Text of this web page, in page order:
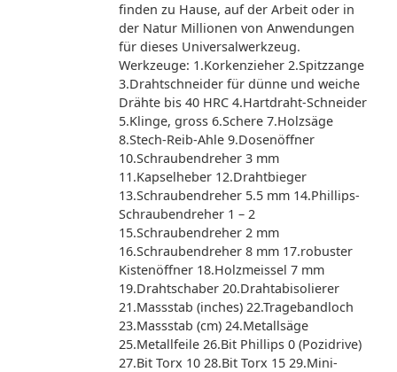
finden zu Hause, auf der Arbeit oder in
der Natur Millionen von Anwendungen
für dieses Universalwerkzeug.
Werkzeuge: 1.Korkenzieher 2.Spitzzange
3.Drahtschneider für dünne und weiche
Drähte bis 40 HRC 4.Hartdraht-Schneider
5.Klinge, gross 6.Schere 7.Holzsäge
8.Stech-Reib-Ahle 9.Dosenöffner
10.Schraubendreher 3 mm
11.Kapselheber 12.Drahtbieger
13.Schraubendreher 5.5 mm 14.Phillips-
Schraubendreher 1 – 2
15.Schraubendreher 2 mm
16.Schraubendreher 8 mm 17.robuster
Kistenöffner 18.Holzmeissel 7 mm
19.Drahtschaber 20.Drahtabisolierer
21.Massstab (inches) 22.Tragebandloch
23.Massstab (cm) 24.Metallsäge
25.Metallfeile 26.Bit Phillips 0 (Pozidrive)
27.Bit Torx 10 28.Bit Torx 15 29.Mini-